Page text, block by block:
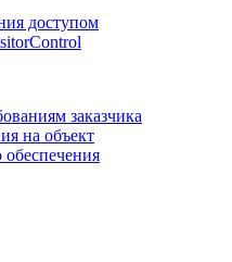
доступом
заказчика
на объект